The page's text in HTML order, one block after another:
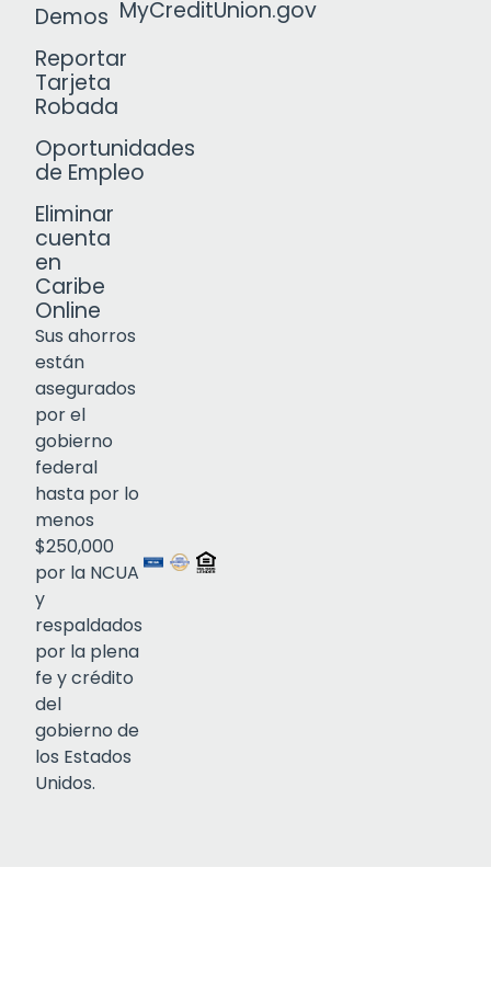
Demos
Reportar
Tarjeta
Robada
Oportunidades
de Empleo
Eliminar
cuenta
en
Caribe
Online
MyCreditUnion.gov
Sus ahorros
están
asegurados
por el
gobierno
federal
hasta por lo
menos
$250,000
por la NCUA
y
respaldados
por la plena
fe y crédito
del
gobierno de
los Estados
Unidos.